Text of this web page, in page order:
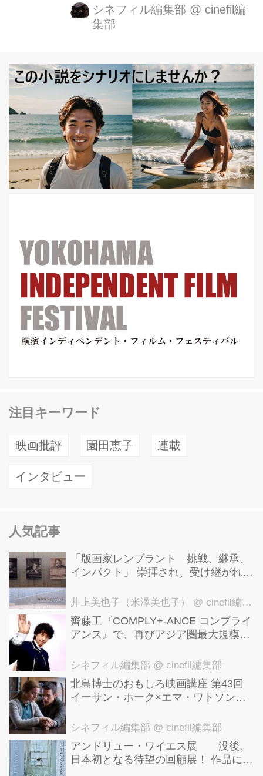
公開日が9月3日（土）に決定！！ 森岡
龍＆前野朋哉の漫才シーン写真も到
作がメガホンを執った、 『フレフレ少
女』以来８年振りとなる、自身のオリ
ジナル脚本による監督作『エミアビの
はじまりとはじまり』の公開初日が９
月３日（土）で決定致しました。 さら
に本作で本格的にガチ漫才を披露して
いる、森岡龍＆前野朋哉の漫才シーン
シネフィル編集部 @ cinefil編
集部
注目キーワード
映画批評 園田恵子 連載
インタビュー
人気記事
「版画家レンブラント 挑戦、継承、
インパクト」 崇拝され、受け継がれ、
洋美術館にて9月23日まで開催中！
井上美也子（米澤美也子） @ cinefil編集部
齊藤工『COMPLY+-ANCE コンプライ
アンス』で、再びアジア圏最大規模の
ナショナル・パノラマ部門"に正式招
シネフィル編集部 @ cinefil編集部
北島博士のおもしろ映画講座 第43回
イーサン・ホーク×エマ・ワトソン。
基づく衝撃のサスペンス『リグレッシ
シネフィル編集部 @ cinefil編集部
アンドリュー・ワイエス展 没後、
日本初となる待望の回顧展！ 作品に描